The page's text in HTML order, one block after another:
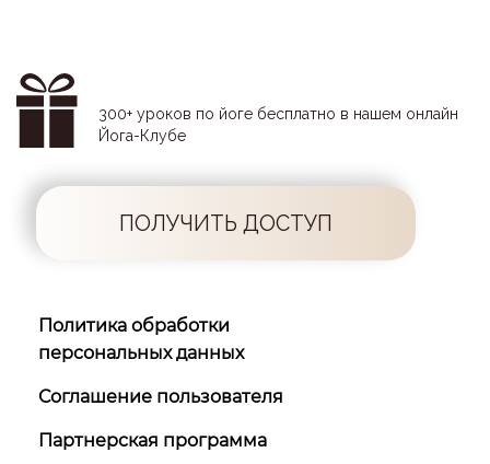
300+ уроков по йоге бесплатно в нашем онлайн
Йога-Клубе
ПОЛУЧИТЬ ДОСТУП
Политика обработки
персональных данных
Соглашение пользователя
Партнерская программа